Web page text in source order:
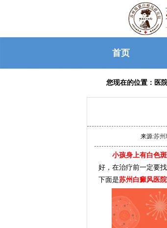
首页
您现在的位置： 医
来源:苏州
小孩身上有白色斑
好，在治疗前一定要
下面是苏州白癜风医院